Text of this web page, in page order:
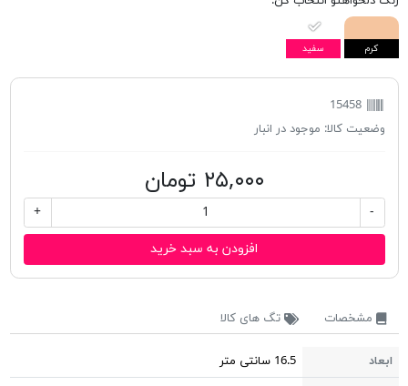
کرم سفید
15458
وضعیت کالا: موجود در انبار
۲۵,۰۰۰ تومان
-
+
افزودن به سبد خرید
مشخصات تگ های کالا
ابعاد
16.5 سانتی متر